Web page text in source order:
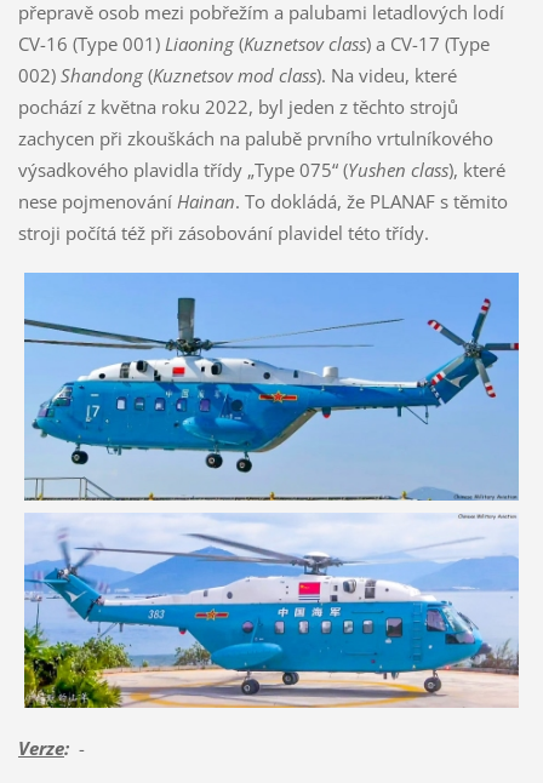
přepravě osob mezi pobřežím a palubami letadlových lodí
CV-16 (Type 001) Liaoning(Kuznetsov class) a CV-17 (Type
002) Shandong(Kuznetsov mod class). Na videu, které
pochází z května roku 2022, byl jeden z těchto strojů
zachycen při zkouškách na palubě prvního vrtulníkového
výsadkového plavidla třídy „Type 075“ (Yushen class), které
nese pojmenování Hainan. To dokládá, že PLANAF s těmito
stroji počítá též při zásobování plavidel této třídy.
Verze:-